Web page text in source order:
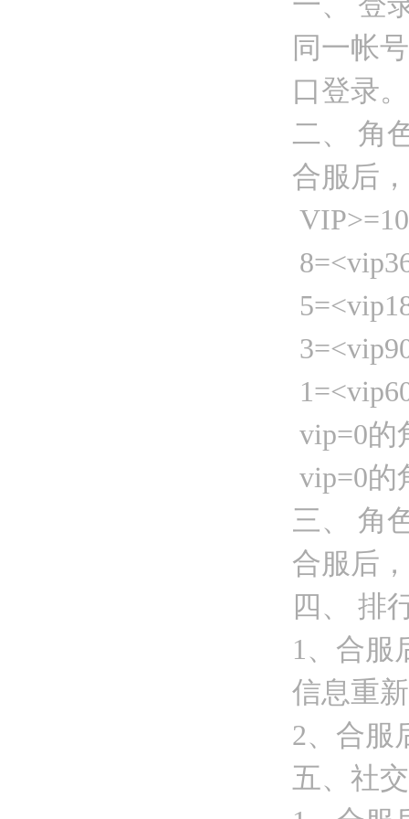
同一帐
口登录。
二、 角
合服后
vip=0的
vip=0的
三、 角
合服后
四、 排
1、合服
信息重
2、合服
五、社交